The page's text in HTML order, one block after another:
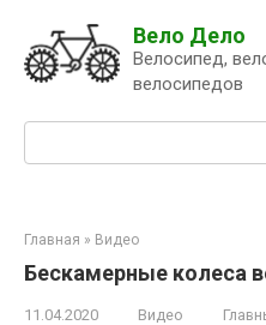
контенту
Вело Дело
Велосипед,
велосипедов
Главная » Видео
Бескамерные колеса
11.04.2020 Видео